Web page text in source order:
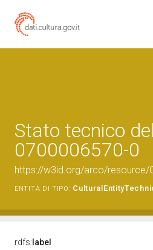
Stato tecnico
0700006570-0
https://w3id.org/arco/resource/
ENTITÀ DI TIPO:
rdfs: label